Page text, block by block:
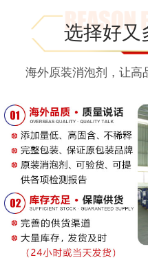
选择好又
海外原装消泡剂，让高